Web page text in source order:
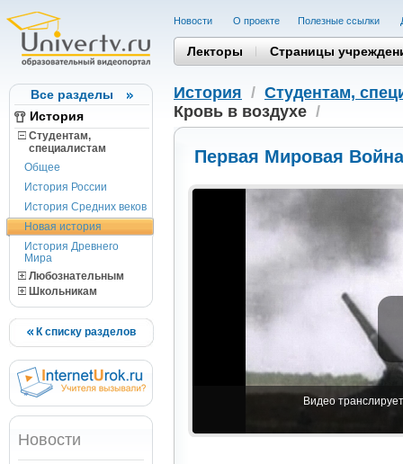
Все разделы
История
Студентам,
cпециалистам
Общее
История России
История Средних веков
Новая история
История Древнего
Мира
Любознательным
Школьникам
К списку разделов
Новости
Новости О проекте Полезные cсылки
Лекторы Страницы
История / Студентам,
Кровь в воздухе /
Первая Мировая
Видео